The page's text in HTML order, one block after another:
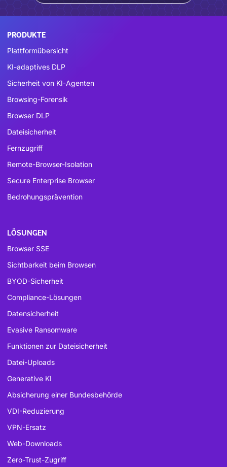
PRODUKTE
Plattformübersicht
KI-adaptives DLP
Sicherheit von KI-Agenten
Browsing-Forensik
Browser DLP
Dateisicherheit
Fernzugriff
Remote-Browser-Isolation
Secure Enterprise Browser
Bedrohungsprävention
LÖSUNGEN
Browser SSE
Sichtbarkeit beim Browsen
BYOD-Sicherheit
Compliance-Lösungen
Datensicherheit
Evasive Ransomware
Funktionen zur Dateisicherheit
Datei-Uploads
Generative KI
Absicherung einer Bundesbehörde
VDI-Reduzierung
VPN-Ersatz
Web-Downloads
Zero-Trust-Zugriff